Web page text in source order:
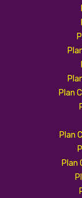
Plan
Plan
Plan